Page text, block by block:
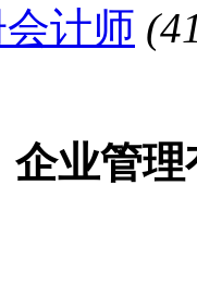
计师
企业管